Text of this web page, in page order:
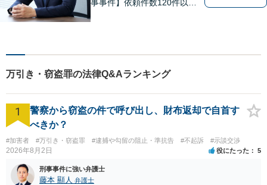
事事件】依頼件数120件以
豊富な対応実績。セカンドオ
ピニオンも可能です【初回相
談無料】【夜間／土日祝日対
応可】
万引き・窃盗罪の法律Q&Aランキング
1
警察から窃盗の件で呼び出し、財布返却で自首す
べきか？
#加害者 #万引き・窃盗罪 #逮捕や勾留の阻止・準抗告 #不起訴 #示談交渉
2026年8月2日 役にたった 5
刑事事件に強い弁護士
藤本 顯人 弁護士